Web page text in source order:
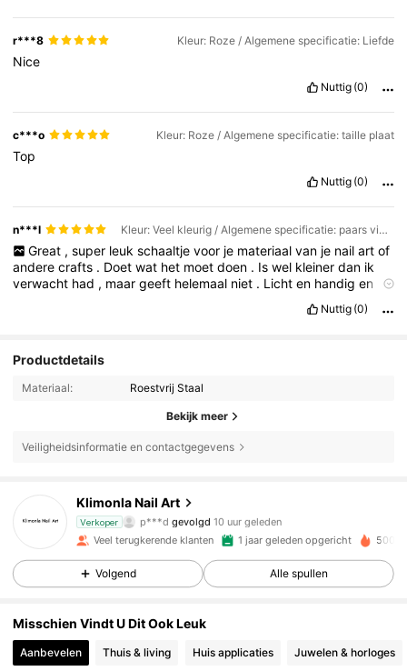
r***8 Kleur: Roze / Algemene specificatie: Liefde
Nice
Nuttig (0)
c***o Kleur: Roze / Algemene specificatie: taille plaat
Top
Nuttig (0)
n***l Kleur: Veel kleurig / Algemene specificatie: paars vierkant
Great , super leuk schaaltje voor je materiaal van je nail art of
anderecrafts . Doetwat het moetdoen . Iswel kleinerdan ik
verwacht had , maargeeft helemaal niet . Lichten handigen
Nuttig (0)
Productdetails
Materiaal: Roestvrij Staal
Bekijk meer
Veiligheidsinformatie en contactgegevens
Klimonla Nail Art
Verkoper p***d gevolgd 10 uur geleden
Veel terugkerende klanten 1 jaar geleden opgericht
Volgend Alle spullen
Misschien Vindt U Dit Ook Leuk
Aanbevelen Thuis & living Huis applicaties Juwelen & horloges